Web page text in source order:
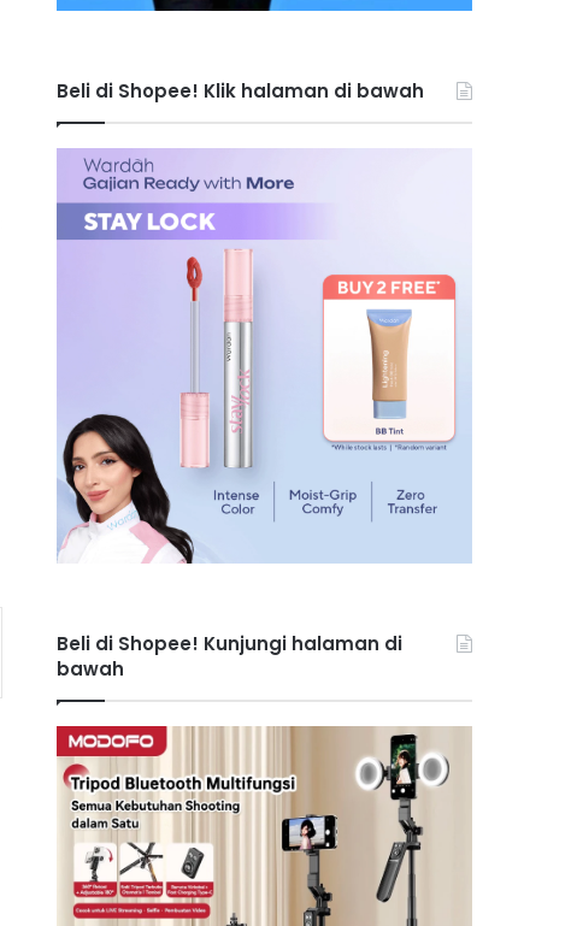
Beli di Shopee! Klik halaman di bawah
Beli di Shopee! Kunjungi halaman di
bawah